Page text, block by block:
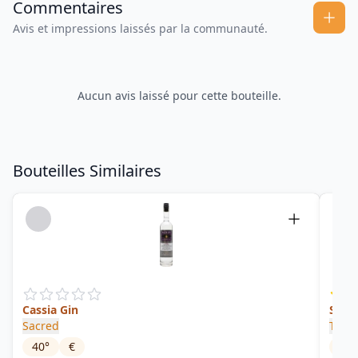
Commentaires
Avis et impressions laissés par la communauté.
Aucun avis laissé pour cette bouteille.
Bouteilles Similaires
Cassia Gin
Sacred
40° €
Two